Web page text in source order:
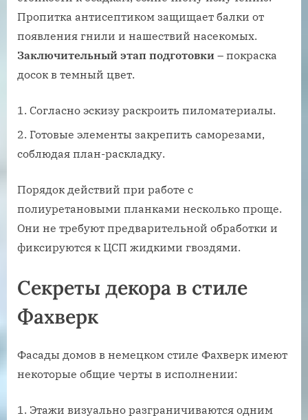
Пропитка антисептиком защищает балки от
появления гнили и нашествий насекомых.
Заключительный этап подготовки – покраска
досок в темный цвет.
Согласно эскизу раскроить пиломатериалы.
Готовые элементы закрепить саморезами,
соблюдая план-раскладку.
Порядок действий при работе с
полиуретановыми планками несколько проще.
Они не требуют предварительной обработки и
фиксируются к ЦСП жидкими гвоздями.
Секреты декора в стиле
Фахверк
Фасады домов в немецком стиле Фахверк имеют
некоторые общие черты в исполнении:
Этажи визуально разграничиваются одним